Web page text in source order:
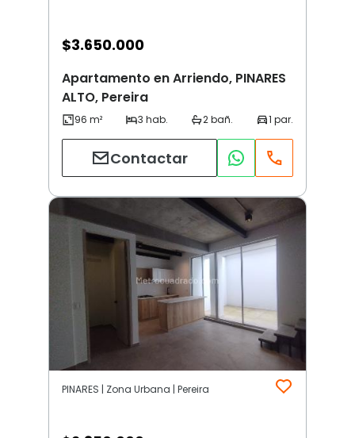
$3.650.000
Apartamento en Arriendo, PINARES
ALTO, Pereira
Contactar
PINARES | Zona Urbana | Pereira